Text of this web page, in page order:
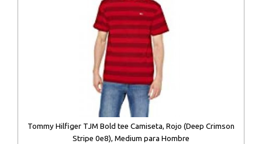
Tommy Hilfiger TJM Bold tee Camiseta, Rojo (Deep Crimson
Stripe 0e8), Medium para Hombre